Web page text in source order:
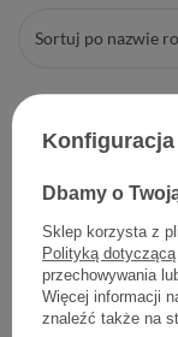
Sortuj po nazwie
Konfiguracja
Dbamy o
Sklep korzysta z
Polityką
przechowywania
Więcej informacji
znaleźć także na